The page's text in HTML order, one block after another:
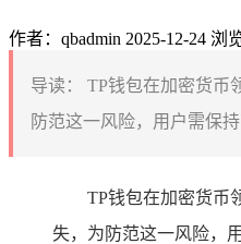
作者：qbadmin 2025-12-24 浏
导读：
TP钱包在加密货币
防范这一风险，用户需保
TP钱包在加密货币
失，为防范这一风险，